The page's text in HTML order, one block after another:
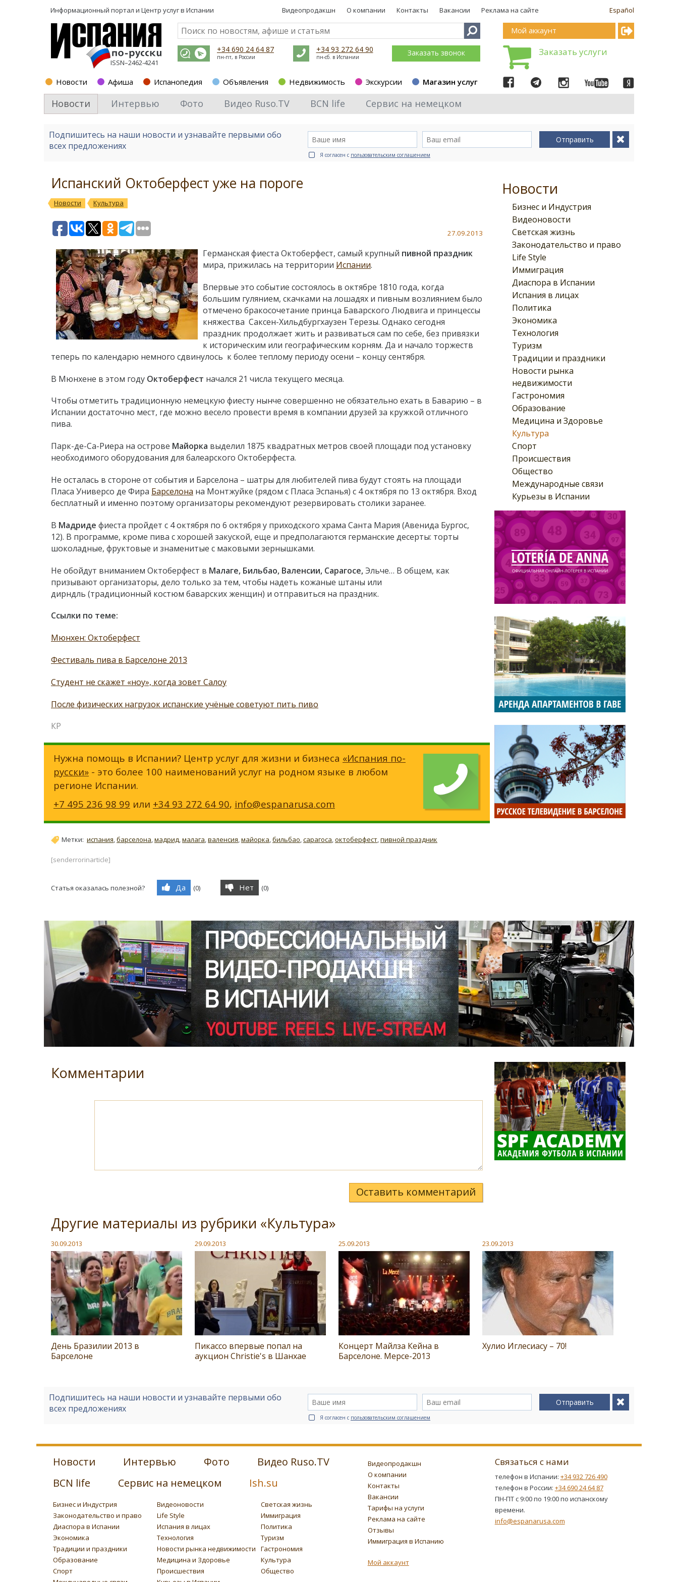
Информационный портал и Центр услуг в Испании Español
Видеопродакшн О компании Контакты Вакансии Реклама на сайте
ISSN–2462-4241
+34 690 24 64 87
пн-пт, в России
+34 93 272 64 90
пн-сб. в Испании Заказать звонок
Новости Афиша Испанопедия Объявления Недвижимость Экскурсии Магазин услуг
Мой аккаунт
Заказать услуги
Новости Интервью Фото Видео Ruso.TV BCN life Сервис на немецком
Подпишитесь на наши новости и узнавайте первыми обо
всех предложениях
Отправить
Я согласен с пользовательским соглашением
Новости
Бизнес и Индустрия
Видеоновости
Светская жизнь
Законодательство и право
Life Style
Иммиграция
Диаспора в Испании
Испания в лицах
Политика
Экономика
Технология
Туризм
Традиции и праздники
Новости рынка
недвижимости
Гастрономия
Образование
Медицина и Здоровье
Культура
Спорт
Происшествия
Общество
Международные связи
Курьезы в Испании
Испанский Октоберфест уже на пороге
Новости Культура
27.09.2013
Германская фиеста Октоберфест, самый крупный пивной праздник
мира, прижилась на территории Испании.
Впервые это событие состоялось в октябре 1810 года, когда
большим гулянием, скачками на лошадях и пивным возлиянием было
отмечено бракосочетание принца Баварского Людвига и принцессы
княжества Саксен-Хильдбургхаузен Терезы. Однако сегодня
праздник продолжает жить и развиваться сам по себе, без привязки
к историческим или географическим корням. Да и начало торжеств
теперь по календарю немного сдвинулось к более теплому периоду осени – концу сентября.
В Мюнхене в этом году Октоберфест начался 21 числа текущего месяца.
Чтобы отметить традиционную немецкую фиесту нынче совершенно не обязательно ехать в Баварию – в
Испании достаточно мест, где можно весело провести время в компании друзей за кружкой отличного
пива.
Парк-де-Са-Риера на острове Майорка выделил 1875 квадратных метров своей площади под установку
необходимого оборудования для балеарского Октоберфеста.
Не осталась в стороне от события и Барселона – шатры для любителей пива будут стоять на площади
Пласа Универсо де Фира Барселона на Монтжуйке (рядом с Пласа Эспанья) с 4 октября по 13 октября. Вход
бесплатный и именно поэтому организаторы рекомендуют резервировать столики заранее.
В Мадриде фиеста пройдет с 4 октября по 6 октября у приходского храма Санта Мария (Авенида Бургос,
12). В программе, кроме пива с хорошей закуской, еще и предполагаются германские десерты: торты
шоколадные, фруктовые и знаменитые с маковыми зернышками.
Не обойдут вниманием Октоберфест в Малаге, Бильбао, Валенсии, Сарагосе,Эльче… В общем, как
призывают организаторы, дело только за тем, чтобы надеть кожаные штаны или
дирндль (традиционный костюм баварских женщин) и отправиться на праздник.
Ссылки по теме:
Мюнхен: Октоберфест
Фестиваль пива в Барселоне 2013
Студент не скажет «ноу», когда зовет Салоу
После физических нагрузок испанские учёные советуют пить пиво
КР
Нужна помощь в Испании? Центр услуг для жизни и бизнеса «Испания по-
русски» - это более 100 наименований услуг на родном языке в любом
регионе Испании.
+7 495 236 98 99 или +34 93 272 64 90, info@espanarusa.com
Метки: испания,барселона,мадрид,малага,валенсия,майорка,бильбао,сарагоса,октоберфест,пивной праздник
[senderrorinarticle]
Статья оказалась полезной? Да (0) Нет (0)
Комментарии
Оставить комментарий
Другие материалы из рубрики «Культура»
30.09.2013
День Бразилии 2013 в
Барселоне
29.09.2013
Пикассо впервые попал на
аукцион Christie's в Шанхае
25.09.2013
Концерт Майлза Кейна в
Барселоне. Мерсе-2013
23.09.2013
Хулио Иглесиасу – 70!
Подпишитесь на наши новости и узнавайте первыми обо
всех предложениях
Отправить
Я согласен с пользовательским соглашением
Новости Интервью Фото
Видео Ruso.TV
BCN life
Сервис на немецком Ish.su
Бизнес и Индустрия Видеоновости
Светская жизнь
Законодательство и право
Life Style
Иммиграция
Диаспора в Испании
Испания в лицах
Политика
Экономика
Технология
Туризм
Традиции и праздники
Новости рынка недвижимости
Гастрономия
Образование
Медицина и Здоровье
Культура
Спорт
Происшествия
Общество
Видеопродакшн
О компании
Контакты
Вакансии
Тарифы на услуги
Реклама на сайте
Отзывы
Иммиграция в Испанию
Мой аккаунт
Связаться с нами
телефон в Испании: +34 932 726 490
телефон в России: +34 690 24 64 87
ПН-ПТ с 9:00 по 19:00 по испанскому
времени.
info@espanarusa.com